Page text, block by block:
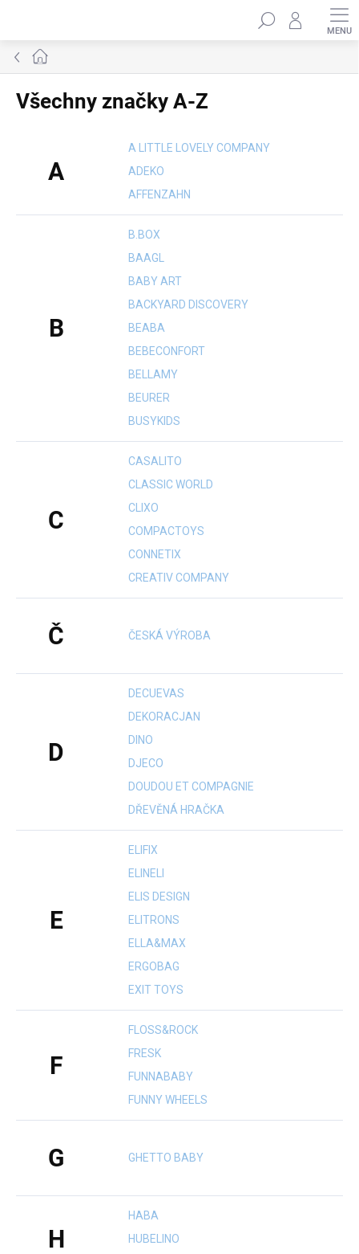
Hledat
Domů
Všechny značky A-Z
A
A LITTLE LOVELY COMPANY
ADEKO
AFFENZAHN
B
B.BOX
BAAGL
BABY ART
BACKYARD DISCOVERY
BEABA
BEBECONFORT
BELLAMY
BEURER
BUSYKIDS
C
CASALITO
CLASSIC WORLD
CLIXO
COMPACTOYS
CONNETIX
CREATIV COMPANY
Č ČESKÁ VÝROBA
D
DECUEVAS
DEKORACJAN
DINO
DJECO
DOUDOU ET COMPAGNIE
DŘEVĚNÁ HRAČKA
E
ELIFIX
ELINELI
ELIS DESIGN
ELITRONS
ELLA&MAX
ERGOBAG
EXIT TOYS
F
FLOSS&ROCK
FRESK
FUNNABABY
FUNNY WHEELS
G GHETTO BABY
H
HABA
HUBELINO